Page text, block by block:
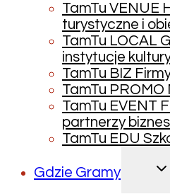
TamTu VENUE
turystyczne i
TamTu LOCAL
instytucje
TamTu BIZ
TamTu PROMO
TamTu EVENT
partnerzy
TamTu EDU
Gdzie Gramy